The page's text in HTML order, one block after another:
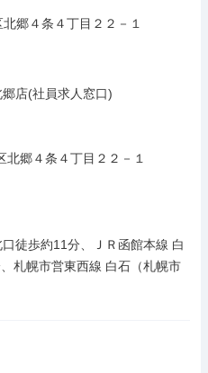
郷４条４丁目２２－１
店(社員求人窓口)
郷４条４丁目２２－１
徒歩約11分、ＪＲ函館本線 白
札幌市営東西線 白石（札幌市